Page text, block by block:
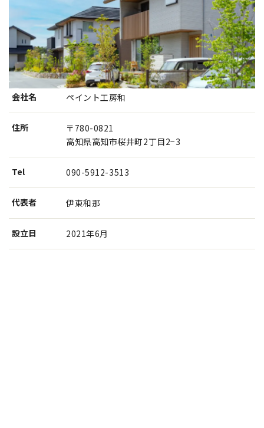
会社名 ペイント工房和
住所
〒780-0821
高知県高知市桜井町2丁目2−3
Tel 090-5912-3513
代表者 伊東和那
設⽴⽇ 2021年6月